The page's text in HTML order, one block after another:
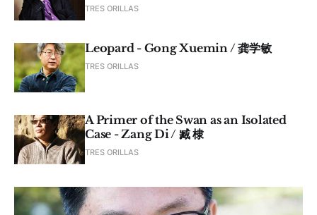
TRES ORILLAS
Leopard - Gong Xuemin / 龚学敏
TRES ORILLAS
A Primer of the Swan as an Isolated
Case - Zang Di / 臧 棣
TRES ORILLAS